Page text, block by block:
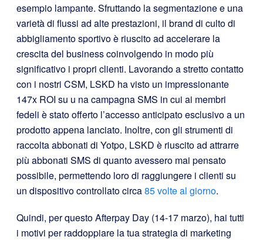
esempio lampante. Sfruttando la segmentazione e una
varietà di flussi ad alte prestazioni, il brand di culto di
abbigliamento sportivo è riuscito ad accelerare la
crescita del business coinvolgendo in modo più
significativo i propri clienti. Lavorando a stretto contatto
con i nostri CSM, LSKD ha visto un impressionante
147x ROI su u na campagna SMS in cui ai membri
fedeli è stato offerto l’accesso anticipato esclusivo a un
prodotto appena lanciato. Inoltre, con gli strumenti di
raccolta abbonati di Yotpo, LSKD è riuscito ad attrarre
più abbonati SMS di quanto avessero mai pensato
possibile, permettendo loro di raggiungere i clienti su
un dispositivo controllato circa85 volte al giorno.
Quindi, per questo Afterpay Day (14-17 marzo), hai tutti
i motivi per raddoppiare la tua strategia di marketing